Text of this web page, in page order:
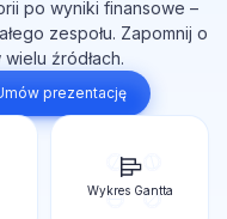
po wyniki finansowe –
zespołu. Zapomnij o
źródłach.
prezentację
Wykres Gantta